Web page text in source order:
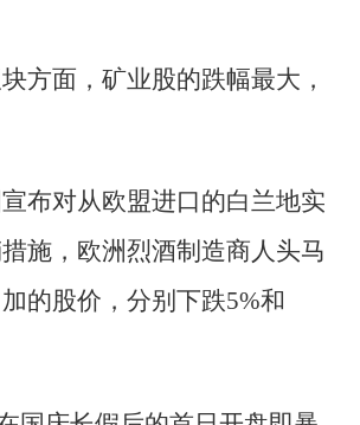
方面，矿业股的跌幅最大，
布对从欧盟进口的白兰地实
施，欧洲烈酒制造商人头马
的股价，分别下跌5%和